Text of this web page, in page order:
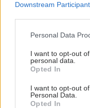
Downstream
Please note that this
not limited to your visit
grant or deny consent
use your data for
consent section.
Personal Data
I want to opt-out
personal data.
Opted In
I want to opt-out
Personal Data.
Opted In